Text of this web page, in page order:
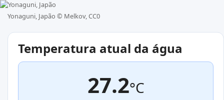
Yonaguni, Japão © Melkov, CC0
Temperatura atual da água
27.2°C